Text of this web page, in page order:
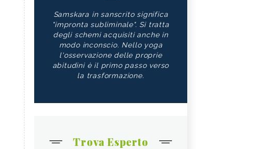
Samskara in sanscrito significa
"impronta subliminale". Si tratta
degli schemi acquisiti anche in
modo inconscio. Nello yoga
l'osservazione delle proprie
abitudini è il primo passo verso
la trasformazione.
Trova Esperto